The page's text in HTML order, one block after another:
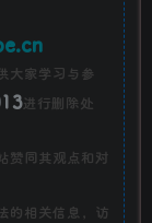
大家学习与参
进行删除处
赞同其观点和对
的相关信息，访